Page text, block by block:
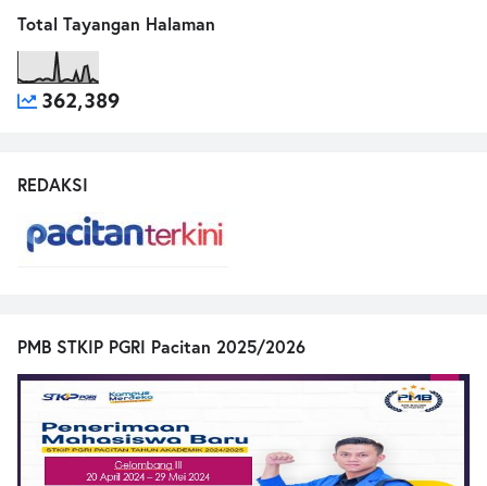
Total Tayangan Halaman
362,389
REDAKSI
PMB STKIP PGRI Pacitan 2025/2026